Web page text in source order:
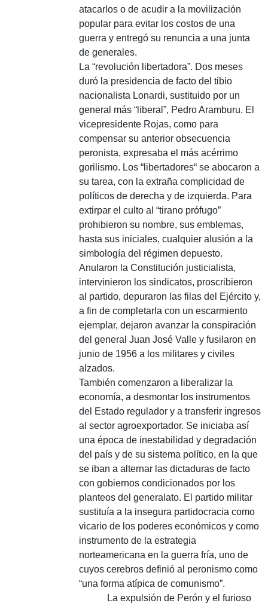
atacarlos o de acudir a la movilización
popular para evitar los costos de una
guerra y entregó su renuncia a una junta
de generales.
La “revolución libertadora”. Dos meses
duró la presidencia de facto del tibio
nacionalista Lonardi, sustituido por un
general más “liberal”, Pedro Aramburu. El
vicepresidente Rojas, como para
compensar su anterior obsecuencia
peronista, expresaba el más acérrimo
gorilismo. Los “libertadores“ se abocaron a
su tarea, con la extraña complicidad de
políticos de derecha y de izquierda. Para
extirpar el culto al “tirano prófugo”
prohibieron su nombre, sus emblemas,
hasta sus iniciales, cualquier alusión a la
simbología del régimen depuesto.
Anularon la Constitución justicialista,
intervinieron los sindicatos, proscribieron
al partido, depuraron las filas del Ejército y,
a fin de completarla con un escarmiento
ejemplar, dejaron avanzar la conspiración
del general Juan José Valle y fusilaron en
junio de 1956 a los militares y civiles
alzados.
También comenzaron a liberalizar la
economía, a desmontar los instrumentos
del Estado regulador y a transferir ingresos
al sector agroexportador. Se iniciaba así
una época de inestabilidad y degradación
del país y de su sistema político, en la que
se iban a alternar las dictaduras de facto
con gobiernos condicionados por los
planteos del generalato. El partido militar
sustituía a la insegura partidocracia como
vicario de los poderes económicos y como
instrumento de la estrategia
norteamericana en la guerra fría, uno de
cuyos cerebros definió al peronismo como
“una forma atípica de comunismo”.
La expulsión de Perón y el furioso